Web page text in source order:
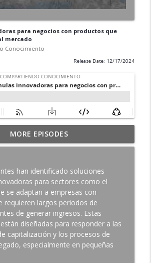
para negocios con productos que
mercado
Conocimiento
Release Date: 12/17/2024
una empresa familiar catalana
recoger cartón a liderar el
info_outline
española que quiere
el 100% de las licitaciones
Conocimiento
innovar y exportar: la
de Arcoval para vender
en el mercado europeo
MORE EPISODES
han identificado soluciones
para sectores como el
se adaptan a empresas con
requieren largos periodos de
de generar ingresos. Estas
diseñadas para responder a las
capitalización y los procesos de
especialmente en pequeñas